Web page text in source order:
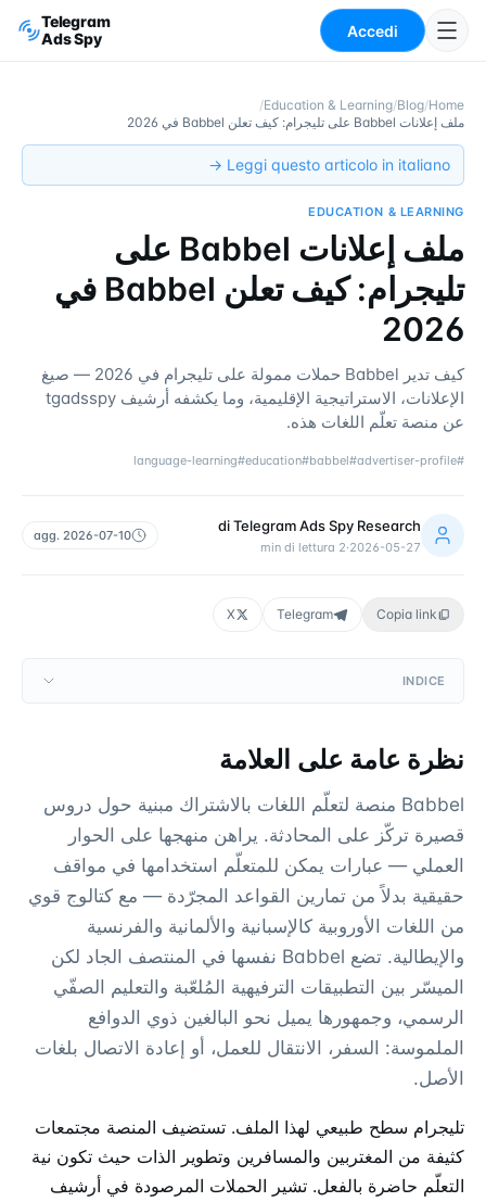
Telegram
Ads Spy
Accedi
Home
/
Blog
/
Education & Learning
/
ملف إعلانات Babbel على تليجرام: كيف تعلن Babbel في 2026
Leggi questo articolo in italiano →
EDUCATION & LEARNING
ملف إعلانات Babbel على
تليجرام: كيف تعلن Babbel في
2026
كيف تدير Babbel حملات ممولة على تليجرام في 2026 — صيغ
الإعلانات، الاستراتيجية الإقليمية، وما يكشفه أرشيف tgadsspy
عن منصة تعلّم اللغات هذه.
#
advertiser-profile
#
babbel
#
education
#
language-learning
diTelegram Ads Spy Research
2026-05-27
·
2
min di lettura
agg. 2026-07-10
Copia link
Telegram
X
INDICE
نظرة عامة على العلامة
Babbel منصة لتعلّم اللغات بالاشتراك مبنية حول دروس
قصيرة تركّز على المحادثة. يراهن منهجها على الحوار
العملي — عبارات يمكن للمتعلّم استخدامها في مواقف
حقيقية بدلاً من تمارين القواعد المجرّدة — مع كتالوج قوي
من اللغات الأوروبية كالإسبانية والألمانية والفرنسية
والإيطالية. تضع Babbel نفسها في المنتصف الجاد لكن
الميسّر بين التطبيقات الترفيهية المُلعّبة والتعليم الصفّي
الرسمي، وجمهورها يميل نحو البالغين ذوي الدوافع
الملموسة: السفر، الانتقال للعمل، أو إعادة الاتصال بلغات
الأصل.
تليجرام سطح طبيعي لهذا الملف. تستضيف المنصة مجتمعات
كثيفة من المغتربين والمسافرين وتطوير الذات حيث تكون نية
التعلّم حاضرة بالفعل. تشير الحملات المرصودة في أرشيف